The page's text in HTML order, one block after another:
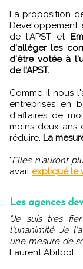
La proposition
Développement
de l'APST et
d'alléger les
d'être votée à
de l'APST.
Comme il nous
entreprises en
d'affaires de
moins deux ans
réduire. La
"Elles n'auront
avait expliqué le
Les agences
"Je suis très fier que cette proposition ait été votée à
l'unanimité. Je
une mesure de
Laurent Abitbol.